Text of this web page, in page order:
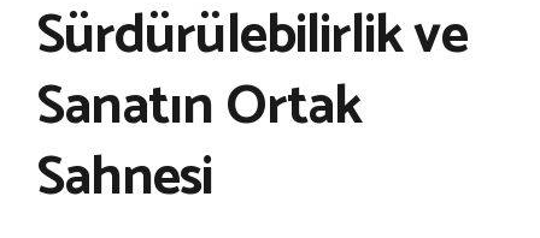
Sürdürülebilirlik ve
Sanatın Ortak
Sahnesi